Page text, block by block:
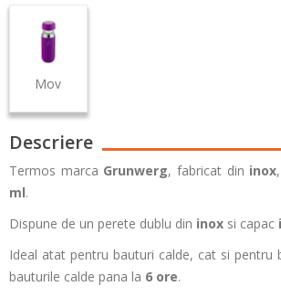
Mov
Descriere
Termos marca Grunwerg, fabricat din inox
ml.
Dispune de un perete dublu din inox si capac
Ideal atat pentru bauturi calde, cat si pentru
bauturile calde pana la 6 ore.